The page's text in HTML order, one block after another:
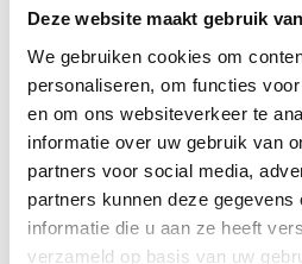
Deze website maakt gebruik
We gebruiken cookies om
personaliseren, om functies
en om ons websiteverkeer te
informatie over uw gebruik van
partners voor social media,
partners kunnen deze
informatie die u aan ze heeft
verzameld op basis van uw
Lees meer
Betaal achteraf met Riverty.
Gratis verzendenvanaf € 60
14dagen bedenktijd
Al28 jaarde tuinspecialist voor
Nieuw:Haal je bestelling in
Stel een vraag over dit product